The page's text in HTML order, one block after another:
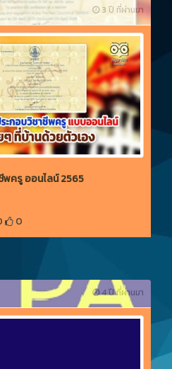
3 ปี ที่ผ่านมา
พครู ออนไลน์ 2565
0
4 ปี ที่ผ่านมา